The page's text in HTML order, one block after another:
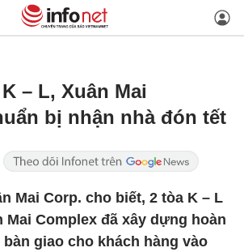
– L, Xuân Mai
bị nhận nhà đón tết
Mai Corp. cho biết, 2 tòa K – L
Mai Complex đã xây dựng hoàn
giao cho khách hàng vào